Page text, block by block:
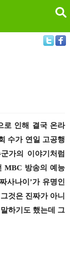
검색
로 인해 결국 온라
수가 연일 고공행
가의 이야기처럼
MBC 방송의 예능
사나이’가 유명인
것은 진짜가 아니
하기도 했는데 그